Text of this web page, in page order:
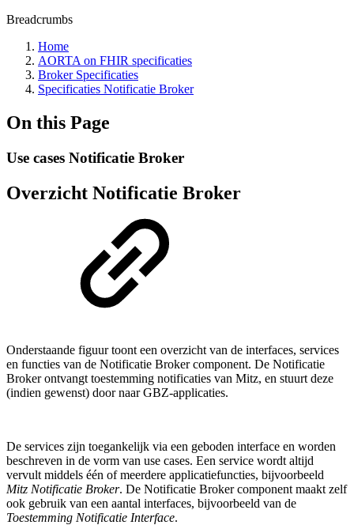
Breadcrumbs
Home
AORTA on FHIR specificaties
Broker Specificaties
Specificaties Notificatie Broker
On this Page
Use cases Notificatie Broker
Overzicht Notificatie Broker
Onderstaande figuur toont een overzicht van de interfaces, services
en functies van de Notificatie Broker component. De Notificatie
Broker ontvangt toestemming notificaties van Mitz, en stuurt deze
(indien gewenst) door naar GBZ-applicaties.
De services zijn toegankelijk via een geboden interface en worden
beschreven in de vorm van use cases. Een service wordt altijd
vervult middels één of meerdere applicatiefuncties, bijvoorbeeld
Mitz Notificatie Broker. De Notificatie Broker component maakt zelf
ook gebruik van een aantal interfaces, bijvoorbeeld van de
Toestemming Notificatie Interface.